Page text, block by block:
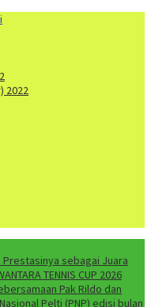
2022
sebagai Juara
TENNIS CUP 2026
Pak Rildo dan
Pelti (PNP) edisi bulan